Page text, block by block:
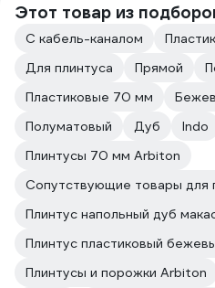
Этот товар из
С кабель-каналом
Для плинтуса
Прямой
Пластиковые 70 мм
Полуматовый
Дуб
Indo
Плинтусы 70 мм Arbiton
Сопутствующие товары для
Плинтус напольный дуб
Плинтус пластиковый
Плинтусы и порожки Arbiton